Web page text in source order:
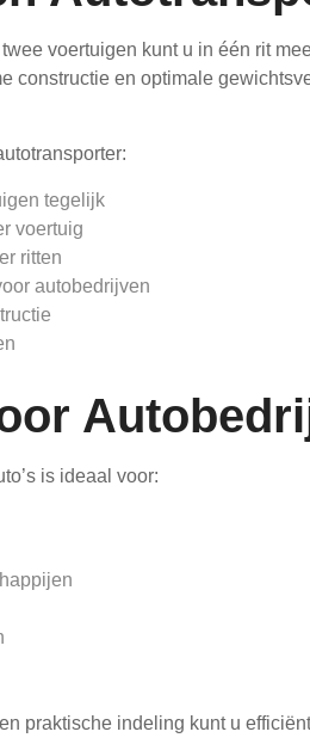
voertuigen kunt u in één rit
constructie en optimale
tegelijk
voertuig
ritten
autobedrijven
is ideaal voor:
praktische indeling kunt u